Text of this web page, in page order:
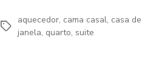
Etiquetas
aquecedor, cama casal, casa
janela, quarto, suite